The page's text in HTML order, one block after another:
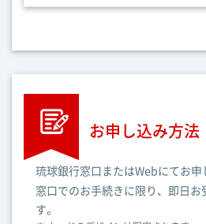
お申し込み方法
琉球銀行窓口またはWebにてお申
窓口でのお手続きに限り、即日お
す。